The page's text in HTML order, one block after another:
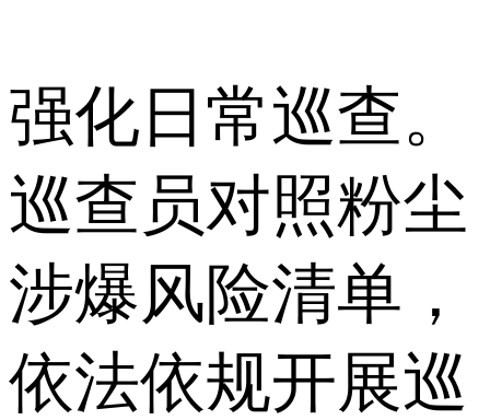
强化日常巡查。
巡查员对照粉尘
涉爆风险清单，
依法依规开展巡